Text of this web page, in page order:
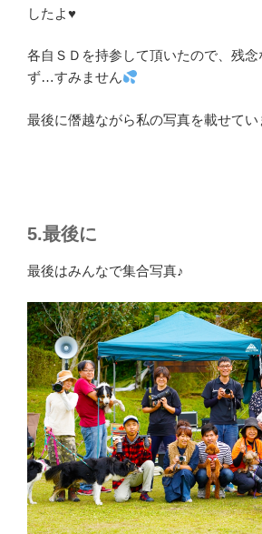
したよ♥
各自ＳＤを持参して頂いたので、残念
ず…すみません
最後に僭越ながら私の写真を載せてい
5.最後に
最後はみんなで集合写真♪